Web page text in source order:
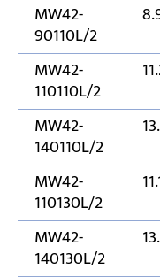
MW42-
90110L/2
MW42-
110110L/2
MW42-
140110L/2
MW42-
110130L/2
MW42-
140130L/2